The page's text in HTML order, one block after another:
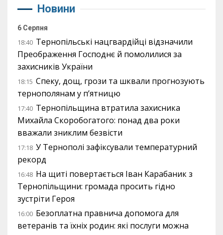
Новини
6 Серпня
18:40 Тернопільські нацгвардійці відзначили
Преображення Господнє й помолилися за
захисників України
18:15 Спеку, дощ, грози та шквали прогнозують
тернополянам у п’ятницю
17:40 Тернопільщина втратила захисника
Михайла Скоробогатого: понад два роки
вважали зниклим безвісти
17:18 У Тернополі зафіксували температурний
рекорд
16:48 На щиті повертається Іван Карабаник з
Тернопільщини: громада просить гідно
зустріти Героя
16:00 Безоплатна правнича допомога для
ветеранів та їхніх родин: які послуги можна